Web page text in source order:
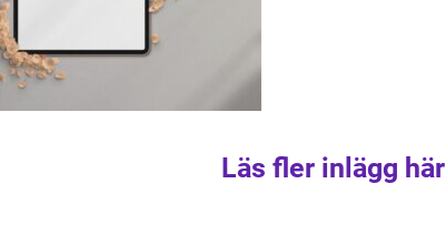
Läs fler inlägg här